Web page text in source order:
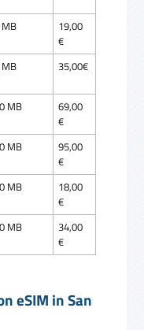
19,00
€
35,00€
MB
69,00
€
MB
95,00
€
MB
18,00
€
MB
34,00
€
eSIM in San